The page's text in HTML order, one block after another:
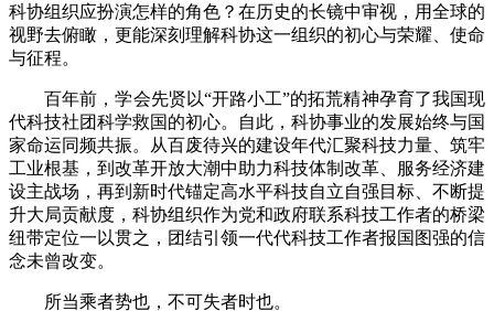
科协组织应扮演怎样的角色？在历史的长镜中审视，用全球的
视野去俯瞰，更能深刻理解科协这一组织的初心与荣耀、使命
与征程。
百年前，学会先贤以“开路小工”的拓荒精神孕育了我国现
代科技社团科学救国的初心。自此，科协事业的发展始终与国
家命运同频共振。从百废待兴的建设年代汇聚科技力量、筑牢
工业根基，到改革开放大潮中助力科技体制改革、服务经济建
设主战场，再到新时代锚定高水平科技自立自强目标、不断提
升大局贡献度，科协组织作为党和政府联系科技工作者的桥梁
纽带定位一以贯之，团结引领一代代科技工作者报国图强的信
念未曾改变。
所当乘者势也，不可失者时也。